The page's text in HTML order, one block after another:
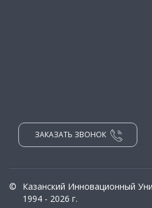
ЗАКАЗАТЬ ЗВОНОК
©
Казанский Инновационный
1994 - 2026 г.